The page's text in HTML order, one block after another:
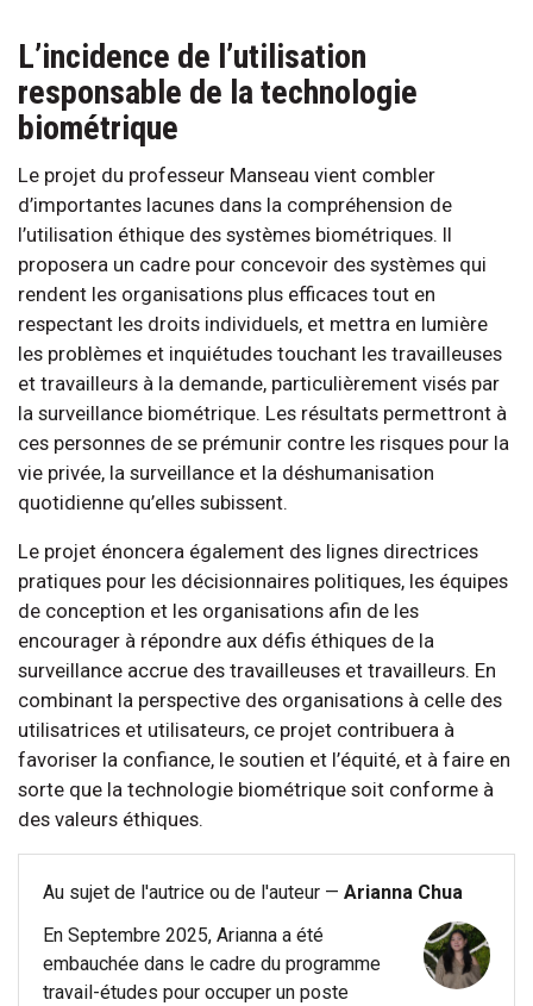
L’incidence de l’utilisation
responsable de la technologie
biométrique
Le projet du professeur Manseau vient combler
d’importantes lacunes dans la compréhension de
l’utilisation éthique des systèmes biométriques. Il
proposera un cadre pour concevoir des systèmes qui
rendent les organisations plus efficaces tout en
respectant les droits individuels, et mettra en lumière
les problèmes et inquiétudes touchant les travailleuses
et travailleurs à la demande, particulièrement visés par
la surveillance biométrique. Les résultats permettront à
ces personnes de se prémunir contre les risques pour la
vie privée, la surveillance et la déshumanisation
quotidienne qu’elles subissent.
Le projet énoncera également des lignes directrices
pratiques pour les décisionnaires politiques, les équipes
de conception et les organisations afin de les
encourager à répondre aux défis éthiques de la
surveillance accrue des travailleuses et travailleurs. En
combinant la perspective des organisations à celle des
utilisatrices et utilisateurs, ce projet contribuera à
favoriser la confiance, le soutien et l’équité, et à faire en
sorte que la technologie biométrique soit conforme à
des valeurs éthiques.
Au sujet de l'autrice ou de l'auteur — Arianna Chua
En Septembre 2025, Arianna a été
embauchée dans le cadre du programme
travail-études pour occuper un poste